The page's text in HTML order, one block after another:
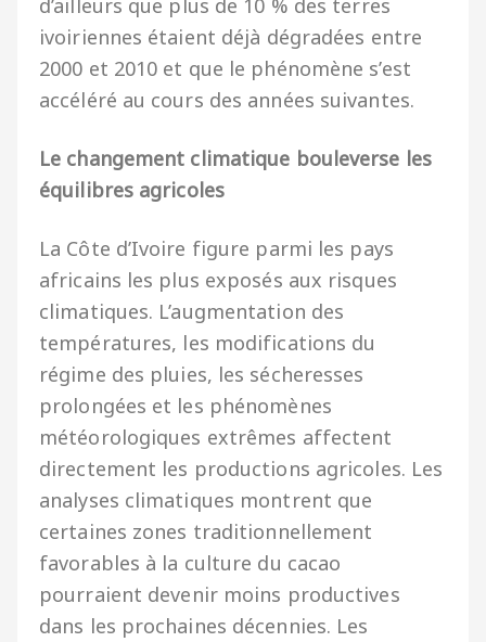
ivoiriennes étaient déjà dégradées entre
2000 et 2010 et que le phénomène s’est
accéléré au cours des années suivantes.
Le changement climatique bouleverse les
équilibres agricoles
La Côte d’Ivoire figure parmi les pays
africains les plus exposés aux risques
climatiques. L’augmentation des
températures, les modifications du
régime des pluies, les sécheresses
prolongées et les phénomènes
météorologiques extrêmes affectent
directement les productions agricoles. Les
analyses climatiques montrent que
certaines zones traditionnellement
favorables à la culture du cacao
pourraient devenir moins productives
dans les prochaines décennies. Les